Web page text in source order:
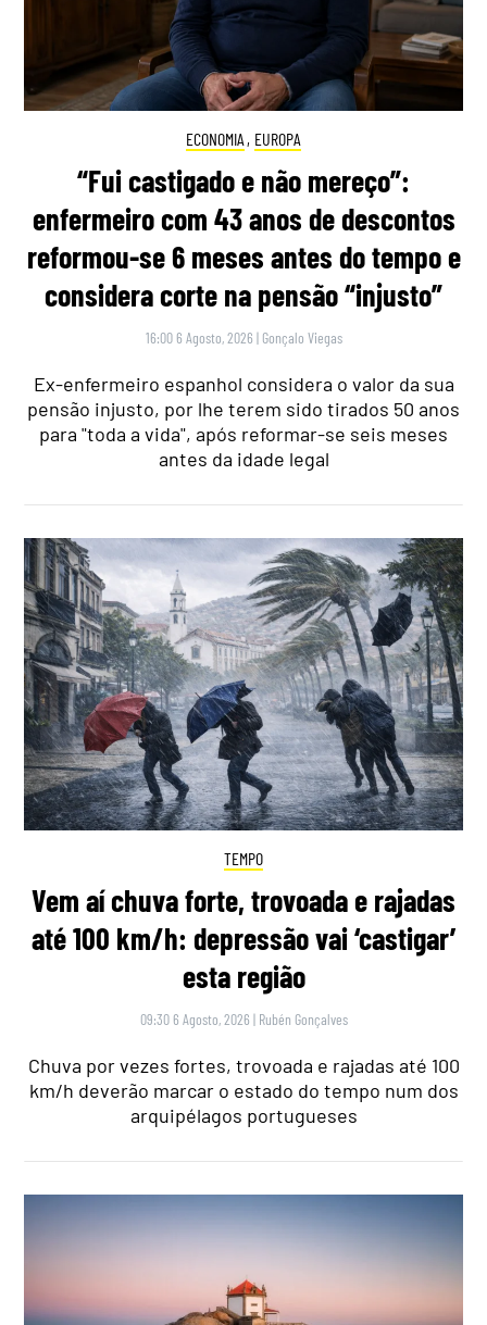
ECONOMIA , EUROPA
“Fui castigado e não mereço”:
enfermeiro com 43 anos de descontos
reformou-se 6 meses antes do tempo e
considera corte na pensão “injusto”
16:00 6 Agosto, 2026 | Gonçalo Viegas
Ex-enfermeiro espanhol considera o valor da sua
pensão injusto, por lhe terem sido tirados 50 anos
para "toda a vida", após reformar-se seis meses
antes da idade legal
TEMPO
Vem aí chuva forte, trovoada e rajadas
até 100 km/h: depressão vai ‘castigar’
esta região
09:30 6 Agosto, 2026 | Rubén Gonçalves
Chuva por vezes fortes, trovoada e rajadas até 100
km/h deverão marcar o estado do tempo num dos
arquipélagos portugueses